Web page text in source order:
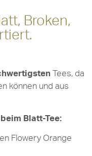
Broken,
Tees, da
können und aus
Blatt-Tee:
Flowery Orange